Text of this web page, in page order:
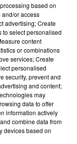
Voir plus
based on
and/or access
advertising; Create
to select personalised
content
or combinations
services; Create
personalised
security, prevent and
and content;
may
data to offer
information actively
combine data from
devices based on